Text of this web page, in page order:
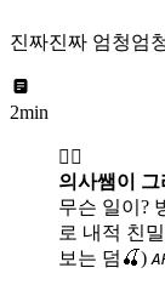
진짜진짜 엄청엄
2min
👩‍⚕️
의사쌤이
무슨 일이?
로 내적 친
보는 덤🍒)